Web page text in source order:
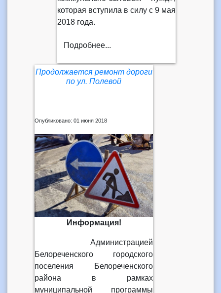
которая вступила в силу с 9 мая
2018 года.
Подробнее...
Продолжается ремонт дороги
по ул. Полевой
Опубликовано: 01 июня 2018
Информация!
Администрацией
Белореченского городского
поселения Белореченского
района в рамках
муниципальной программы